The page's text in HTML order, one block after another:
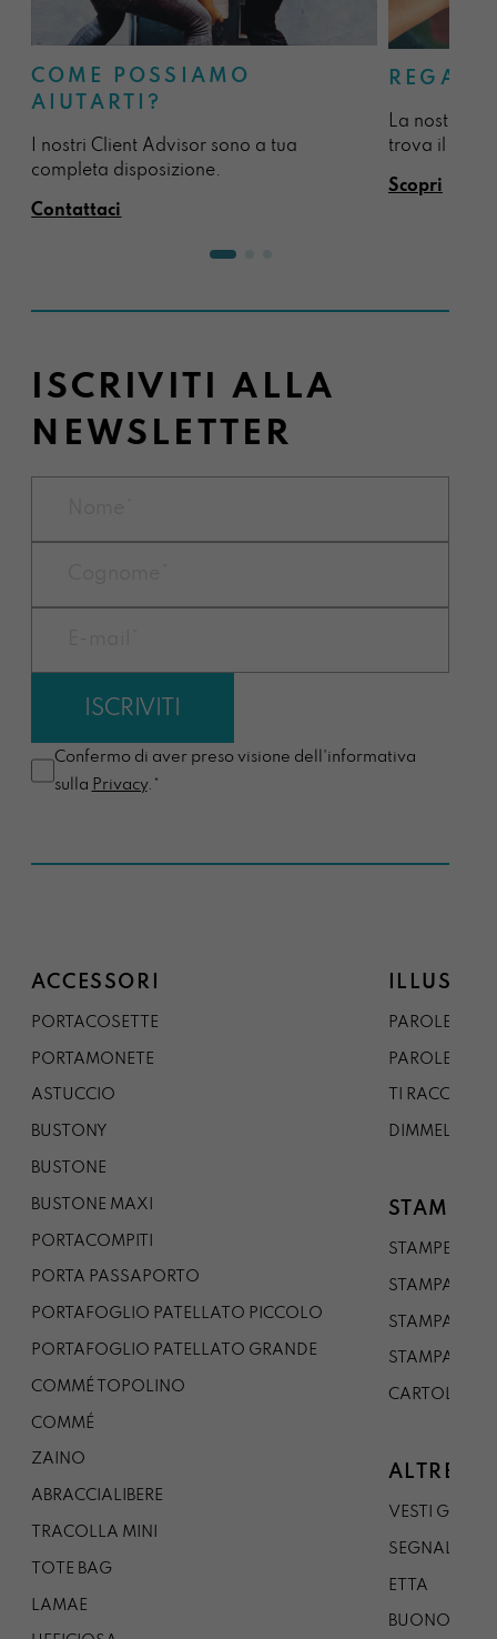
COME POSSIAMO
AIUTARTI?
I nostri Client Advisor sono a tua
completa disposizione.
Contattaci
La nostra
trova il
Scopri
ISCRIVITI ALLA
NEWSLETTER
Confermo di aver preso visione dell'informativa
sulla Privacy.*
ACCESSORI
PORTACOSETTE
PORTAMONETE
ASTUCCIO
BUSTONY
BUSTONE
BUSTONE MAXI
PORTACOMPITI
PORTA PASSAPORTO
PORTAFOGLIO PATELLATO PICCOLO
PORTAFOGLIO PATELLATO GRANDE
COMMÉ TOPOLINO
COMMÉ
ZAINO
ABRACCIALIBERE
TRACOLLA MINI
TOTE BAG
LAMAE
PAROLE DAL
PAROLE DA
TI
DIMMELO
STAMPE
STAMPE A5
STAMPA A3
STAMPA A1
STAMPA A0
CARTOLINA
ALTRE
VESTI
SEGNALIBRO
ETTA
BUONO